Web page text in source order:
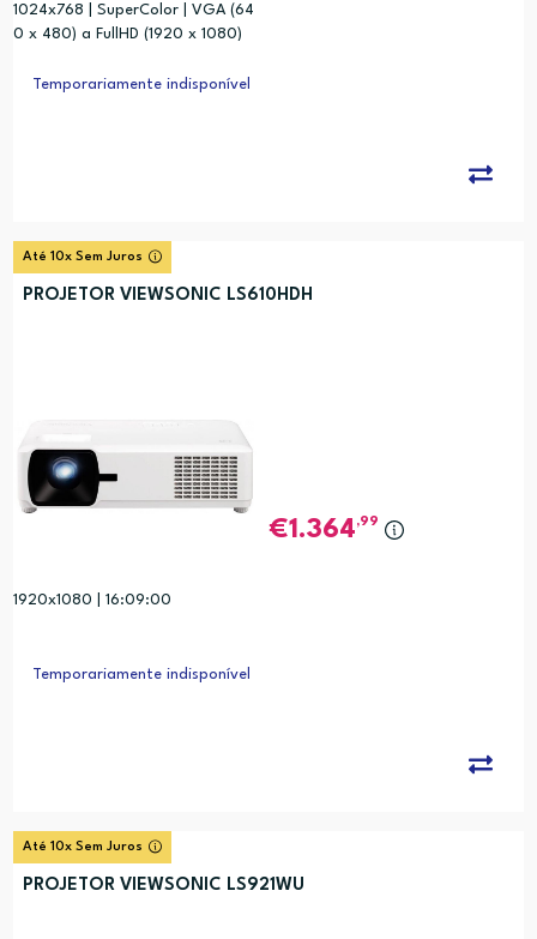
1024x768 | SuperColor | VGA (64
0 x 480) a FullHD (1920 x 1080)
Temporariamente indisponível
Até 10x Sem Juros
PROJETOR VIEWSONIC LS610HDH
1920x1080 | 16:09:00
1.364,99
Temporariamente indisponível
Até 10x Sem Juros
PROJETOR VIEWSONIC LS921WU